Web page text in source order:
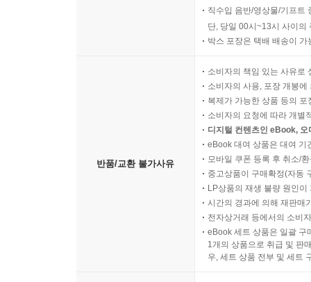
직수입 음반/영상물/기프트
단, 당일 00시~13시 사이의
박스 포장은 택배 배송이
반품/교환 불가사유
소비자의 책임 있는 사유로
소비자의 사용, 포장 개봉
복제가 가능한 상품 등의
소비자의 요청에 따라 개별
디지털 컨텐츠인 eBook,
eBook 대여 상품은 대여 기
모바일 쿠폰 등록 후 취소/
중고상품이 구매확정(자동
LP상품의 재생 불량 원인
시간의 경과에 의해 재판매
전자상거래 등에서의 소비
eBook 세트 상품은 일괄 구
1개의 상품으로 취급 및 판
우, 세트 상품 전부 및 세트